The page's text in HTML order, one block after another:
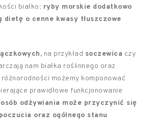
białko; ryby morskie dodatkowo
dietę o cenne kwasy tłuszczowe
na przykład soczewica czy
nam białka roślinnego oraz
różnorodności możemy komponować
prawidłowe funkcjonowanie
odżywiania może przyczynić się
oraz ogólnego stanu